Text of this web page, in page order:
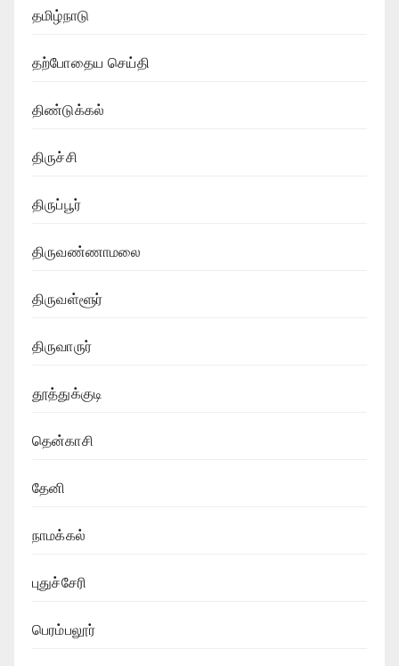
தமிழ்நாடு
தற்போதைய செய்தி
திண்டுக்கல்
திருச்சி
திருப்பூர்
திருவண்ணாமலை
திருவள்ளூர்
திருவாருர்
தூத்துக்குடி
தென்காசி
தேனி
நாமக்கல்
புதுச்சேரி
பெரம்பலூர்